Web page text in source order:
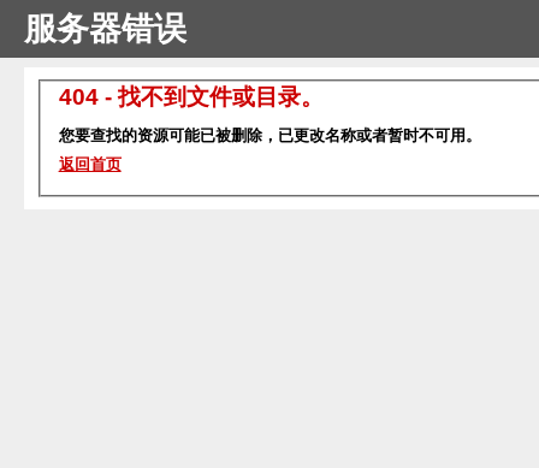
服务器错误
404 - 找不到文件或目录。
您要查找的资源可能已被删除，已更改名称或者暂时不可用。
返回首页